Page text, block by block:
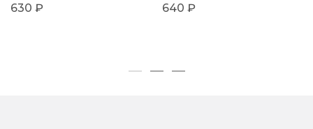
630 ₽ 640 ₽